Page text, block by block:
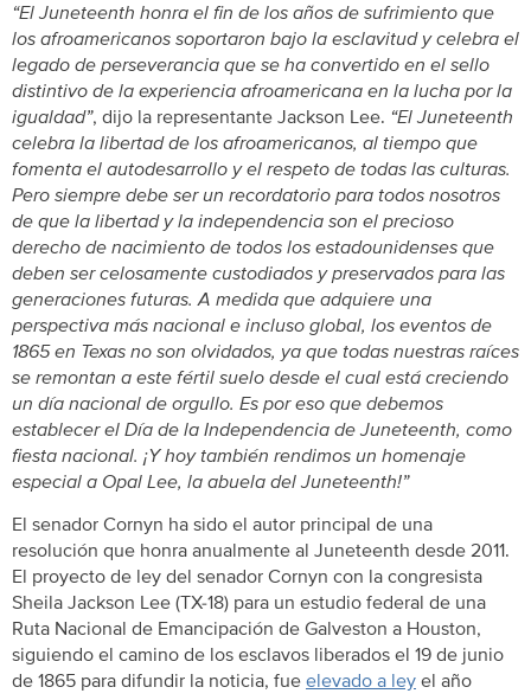
“El Juneteenth honra el fin de los años de sufrimiento que
los afroamericanos soportaron bajo la esclavitud y celebra el
legado de perseverancia que se ha convertido en el sello
distintivo de la experiencia afroamericana en la lucha por la
igualdad”, dijo la representante Jackson Lee. “El Juneteenth
celebra la libertad de los afroamericanos, al tiempo que
fomenta el autodesarrollo y el respeto de todas las culturas.
Pero siempre debe ser un recordatorio para todos nosotros
de que la libertad y la independencia son el precioso
derecho de nacimiento de todos los estadounidenses que
deben ser celosamente custodiados y preservados para las
generaciones futuras. A medida que adquiere una
perspectiva más nacional e incluso global, los eventos de
1865 en Texas no son olvidados, ya que todas nuestras raíces
se remontan a este fértil suelo desde el cual está creciendo
un día nacional de orgullo. Es por eso que debemos
establecer el Día de la Independencia de Juneteenth, como
fiesta nacional. ¡Y hoy también rendimos un homenaje
especial a Opal Lee, la abuela del Juneteenth!”
El senador Cornyn ha sido el autor principal de una
resolución que honra anualmente al Juneteenth desde 2011.
El proyecto de ley del senador Cornyn con la congresista
Sheila Jackson Lee (TX-18) para un estudio federal de una
Ruta Nacional de Emancipación de Galveston a Houston,
siguiendo el camino de los esclavos liberados el 19 de junio
de 1865 para difundir la noticia, fue elevado a ley el año